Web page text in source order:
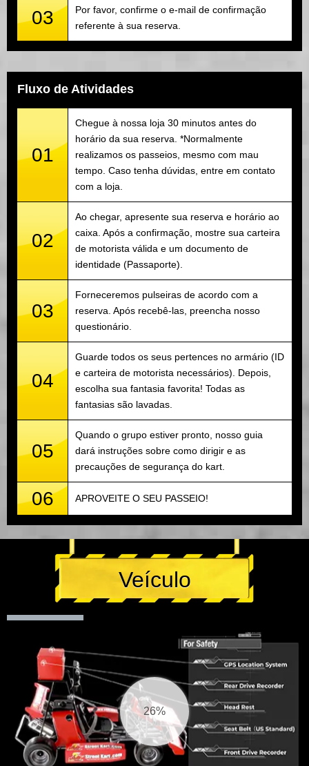
03
Por favor, confirme o e-mail de confirmação
referente à sua reserva.
Fluxo de Atividades
01
Chegue à nossa loja 30 minutos antes do
horário da sua reserva. *Normalmente
realizamos os passeios, mesmo com mau
tempo. Caso tenha dúvidas, entre em contato
com a loja.
02
Ao chegar, apresente sua reserva e horário ao
caixa. Após a confirmação, mostre sua carteira
de motorista válida e um documento de
identidade (Passaporte).
03
Forneceremos pulseiras de acordo com a
reserva. Após recebê-las, preencha nosso
questionário.
04
Guarde todos os seus pertences no armário (ID
e carteira de motorista necessários). Depois,
escolha sua fantasia favorita! Todas as
fantasias são lavadas.
05
Quando o grupo estiver pronto, nosso guia
dará instruções sobre como dirigir e as
precauções de segurança do kart.
06 APROVEITE O SEU PASSEIO!
Veículo
27%